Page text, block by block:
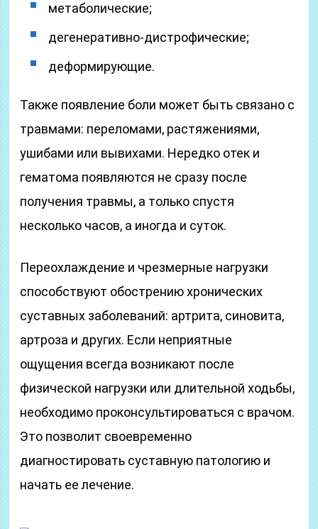
метаболические;
дегенеративно-дистрофические;
деформирующие.
Также появление боли может быть связано с
травмами: переломами, растяжениями,
ушибами или вывихами. Нередко отек и
гематома появляются не сразу после
получения травмы, а только спустя
несколько часов, а иногда и суток.
Переохлаждение и чрезмерные нагрузки
способствуют обострению хронических
суставных заболеваний: артрита, синовита,
артроза и других. Если неприятные
ощущения всегда возникают после
физической нагрузки или длительной ходьбы,
необходимо проконсультироваться с врачом.
Это позволит своевременно
диагностировать суставную патологию и
начать ее лечение.